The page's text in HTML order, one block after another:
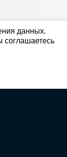
данных.
соглашаетесь